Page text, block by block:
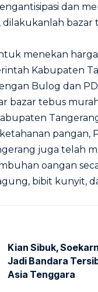
dan
dilakukanlah bazar
menekan
Kabupaten
Bulog dan
bazar tebus
pangan,
juga telah
oangan
bibit kunyit,
Kian Sibuk,
Jadi Bandara
Asia Tenggara